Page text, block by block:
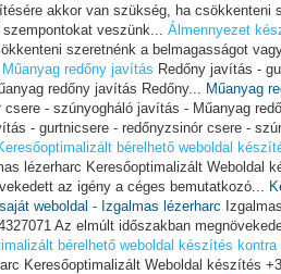
akkor van szükség, ha csökkenteni
veszünk... Álmennyezet
szeretnénk a belmagasságot
Műanyag redőny javítás Redőny javítás -
redőny javítás Redőny... Műanyag
csere - szúnyogháló javítás - Műanyag
- gurtnicsere - redőnyzsinór csere -
bérelhető weboldal
lézerharc Keresőoptimalizált Weboldal
az igény a céges bemutatkozó...
weboldal - Izgalmas lézerharc
Az elmúlt időszakban
bérelhető weboldal készítés
Keresőoptimalizált Weboldal készítés